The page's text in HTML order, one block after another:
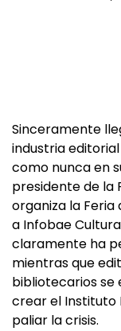
Sinceramente
industria
como nunca en
presidente de la
organiza la
a Infobae
claramente ha
mientras que
bibliotecarios se
crear el Instituto
paliar la crisis.